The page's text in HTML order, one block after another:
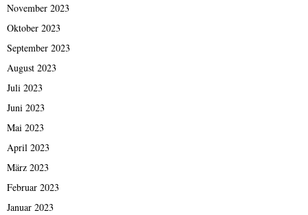
November 2023
Oktober 2023
September 2023
August 2023
Juli 2023
Juni 2023
Mai 2023
April 2023
März 2023
Februar 2023
Januar 2023